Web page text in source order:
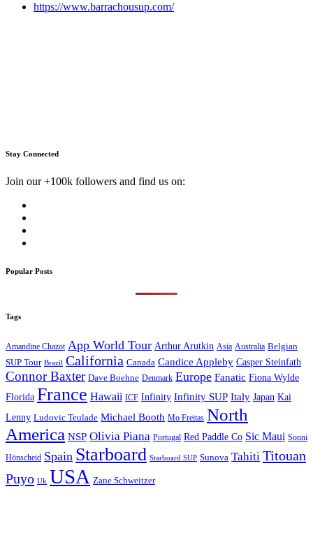
https://www.barrachousup.com/
Stay Connected
Join our +100k followers and find us on:
Popular Posts
Tags
Amandine Chazot App World Tour Arthur Arutkin Asia Australia Belgian
SUP Tour Brazil California Canada Candice Appleby Casper Steinfath
Connor Baxter Dave Boehne Denmark Europe Fanatic Fiona Wylde
Florida France Hawaii ICF Infinity Infinity SUP Italy Japan Kai
Lenny Ludovic Teulade Michael Booth Mo Freitas North
America NSP Olivia Piana Portugal Red Paddle Co Sic Maui Sonni
Hönscheid Spain Starboard Starboard SUP Sunova Tahiti Titouan
Puyo Uk USA Zane Schweitzer